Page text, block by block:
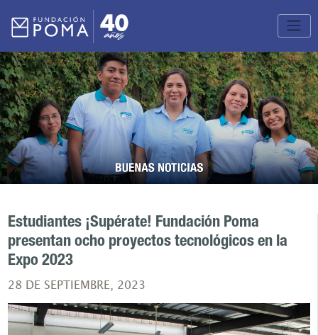
Estudiantes ¡Supérate! Fundación Poma
presentan ocho proyectos tecnológicos en la
Expo 2023
28 DE SEPTIEMBRE, 2023